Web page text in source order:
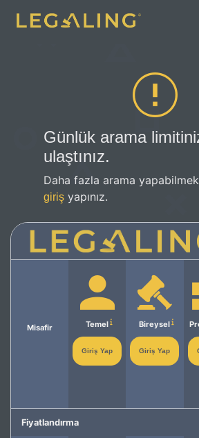
Günlük arama
ulaştınız.
Daha fazla arama
giriş yapınız.
Misafir Temel
Giriş Yap
Bireysel
Giriş Yap
Fiyatlandırma